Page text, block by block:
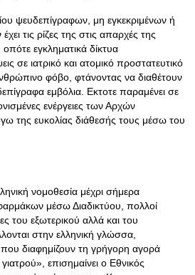
ψευδεπίγραφων, μη εγκεκριμένων ή
τις ρίζες της στις απαρχές της
εγκληματικά δίκτυα
σε ιατρικό και ατομικό προστατευτικό
φόβο, φτάνοντας να διαθέτουν
εμβόλια. Εκτοτε παραμένει σε
ενέργειες των Αρχών
της ευκολίας διάθεσής τους μέσω του
νομοθεσία μέχρι σήμερα
μέσω Διαδικτύου, πολλοί
του εξωτερικού αλλά και του
στην ελληνική γλώσσα,
διαφημίζουν τη γρήγορη αγορά
επισημαίνει ο Εθνικός